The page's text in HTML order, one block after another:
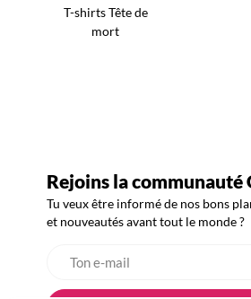
T-shirts Tête de
mort
Rejoins la communauté
Tu veux être informé de nos bons
et nouveautés avant tout le monde ?